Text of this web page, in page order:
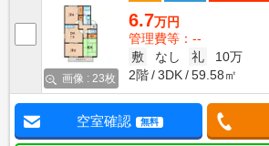
画像 : 23枚
6.7万円
管理費等：--
敷
なし 礼
10万
2階
3DK 59.58㎡
空室確認 無料